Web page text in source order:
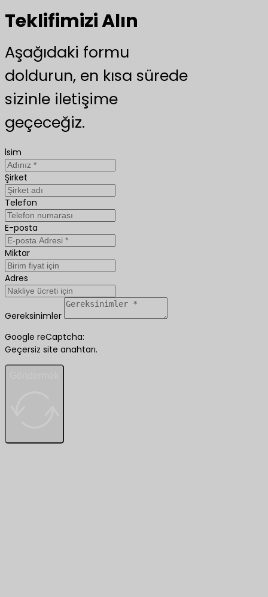
Teklifimizi Alın
Aşağıdaki formu
doldurun, en kısa sürede
sizinle iletişime
geçeceğiz.
İsim
Şirket
Telefon
E-posta
Miktar
Adres
Gereksinimler
Google reCaptcha:
Geçersiz site anahtarı.